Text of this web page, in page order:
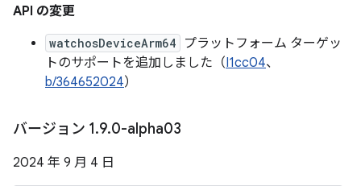
API の変更
watchosDeviceArm64
プラットフォーム ターゲッ
トのサポートを追加しました（I1cc04、
b/364652024）
バージョン 1.9.0-alpha03
2024 年 9 月 4 日